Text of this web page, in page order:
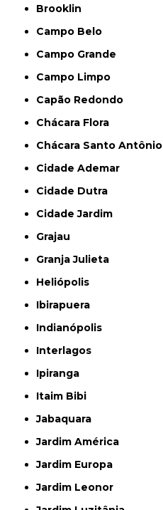
Brooklin
Campo Belo
Campo Grande
Campo Limpo
Capão Redondo
Chácara Flora
Chácara Santo Antônio
Cidade Ademar
Cidade Dutra
Cidade Jardim
Grajau
Granja Julieta
Heliópolis
Ibirapuera
Indianópolis
Interlagos
Ipiranga
Itaim Bibi
Jabaquara
Jardim América
Jardim Europa
Jardim Leonor